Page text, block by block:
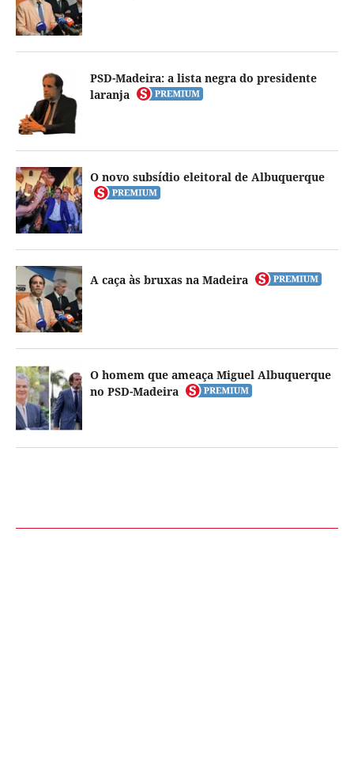
PSD-Madeira: a lista negra do presidente
laranja
O novo subsídio eleitoral de Albuquerque
A caça às bruxas na Madeira
O homem que ameaça Miguel Albuquerque
no PSD-Madeira